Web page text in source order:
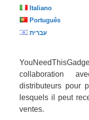
Italiano
Português
עברית
collaboration
distributeurs pour
lesquels il peut
ventes.